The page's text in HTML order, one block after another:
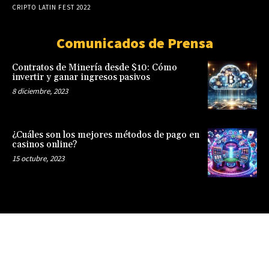
CRIPTO LATIN FEST 2022
Comunicados de Prensa
Contratos de Minería desde $10: Cómo
invertir y ganar ingresos pasivos
8 diciembre, 2023
¿Cuáles son los mejores métodos de pago en
casinos online?
15 octubre, 2023